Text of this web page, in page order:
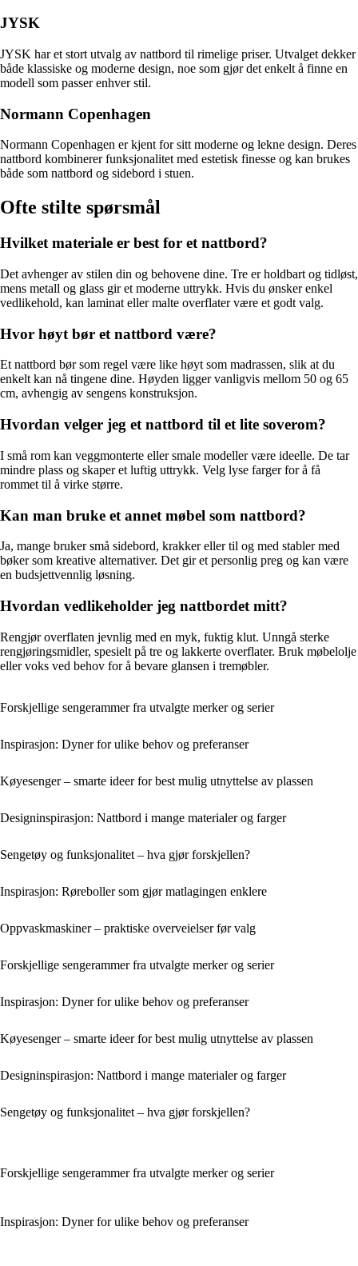
JYSK
JYSK har et stort utvalg av nattbord til rimelige priser. Utvalget dekker
både klassiske og moderne design, noe som gjør det enkelt å finne en
modell som passer enhver stil.
Normann Copenhagen
Normann Copenhagen er kjent for sitt moderne og lekne design. Deres
nattbord kombinerer funksjonalitet med estetisk finesse og kan brukes
både som nattbord og sidebord i stuen.
Ofte stilte spørsmål
Hvilket materiale er best for et nattbord?
Det avhenger av stilen din og behovene dine. Tre er holdbart og tidløst,
mens metall og glass gir et moderne uttrykk. Hvis du ønsker enkel
vedlikehold, kan laminat eller malte overflater være et godt valg.
Hvor høyt bør et nattbord være?
Et nattbord bør som regel være like høyt som madrassen, slik at du
enkelt kan nå tingene dine. Høyden ligger vanligvis mellom 50 og 65
cm, avhengig av sengens konstruksjon.
Hvordan velger jeg et nattbord til et lite soverom?
I små rom kan veggmonterte eller smale modeller være ideelle. De tar
mindre plass og skaper et luftig uttrykk. Velg lyse farger for å få
rommet til å virke større.
Kan man bruke et annet møbel som nattbord?
Ja, mange bruker små sidebord, krakker eller til og med stabler med
bøker som kreative alternativer. Det gir et personlig preg og kan være
en budsjettvennlig løsning.
Hvordan vedlikeholder jeg nattbordet mitt?
Rengjør overflaten jevnlig med en myk, fuktig klut. Unngå sterke
rengjøringsmidler, spesielt på tre og lakkerte overflater. Bruk møbelolje
eller voks ved behov for å bevare glansen i tremøbler.
Forskjellige sengerammer fra utvalgte merker og serier
Inspirasjon: Dyner for ulike behov og preferanser
Køyesenger – smarte ideer for best mulig utnyttelse av plassen
Designinspirasjon: Nattbord i mange materialer og farger
Sengetøy og funksjonalitet – hva gjør forskjellen?
Inspirasjon: Røreboller som gjør matlagingen enklere
Oppvaskmaskiner – praktiske overveielser før valg
Forskjellige sengerammer fra utvalgte merker og serier
Inspirasjon: Dyner for ulike behov og preferanser
Køyesenger – smarte ideer for best mulig utnyttelse av plassen
Designinspirasjon: Nattbord i mange materialer og farger
Sengetøy og funksjonalitet – hva gjør forskjellen?
Forskjellige sengerammer fra utvalgte merker og serier
Inspirasjon: Dyner for ulike behov og preferanser